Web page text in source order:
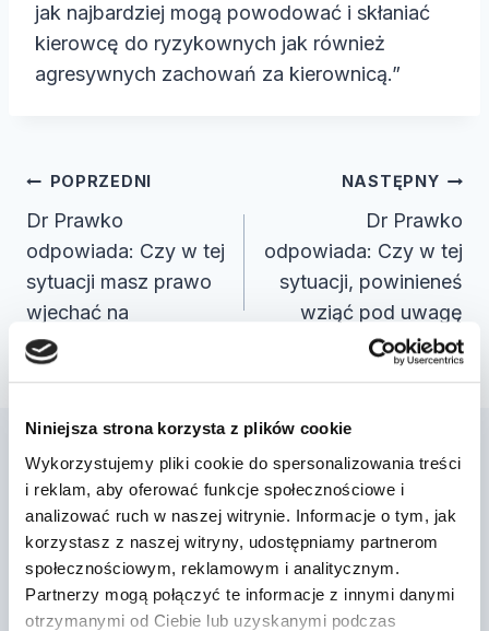
Niniejsza strona korzysta z plików cookie
Wykorzystujemy pliki cookie do spersonalizowania treści
i reklam, aby oferować funkcje społecznościowe i
analizować ruch w naszej witrynie. Informacje o tym, jak
korzystasz z naszej witryny, udostępniamy partnerom
społecznościowym, reklamowym i analitycznym.
Partnerzy mogą połączyć te informacje z innymi danymi
otrzymanymi od Ciebie lub uzyskanymi podczas
jak najbardziej mogą powodować i skłaniać
kierowcę do ryzykownych jak również
agresywnych zachowań za kierownicą.”
Nawigacja
wpisu
POPRZEDNI
Dr Prawko
odpowiada: Czy w tej
sytuacji masz prawo
wjechać na
skrzyżowa…
NASTĘPNY
Dr Prawko
odpowiada: Czy w tej
sytuacji, powinieneś
wziąć pod uwagę
moż…
Podobne wpisy
Dr Prawko odpowiada: Czy w tej
sytuacji masz obowiązek uważnie